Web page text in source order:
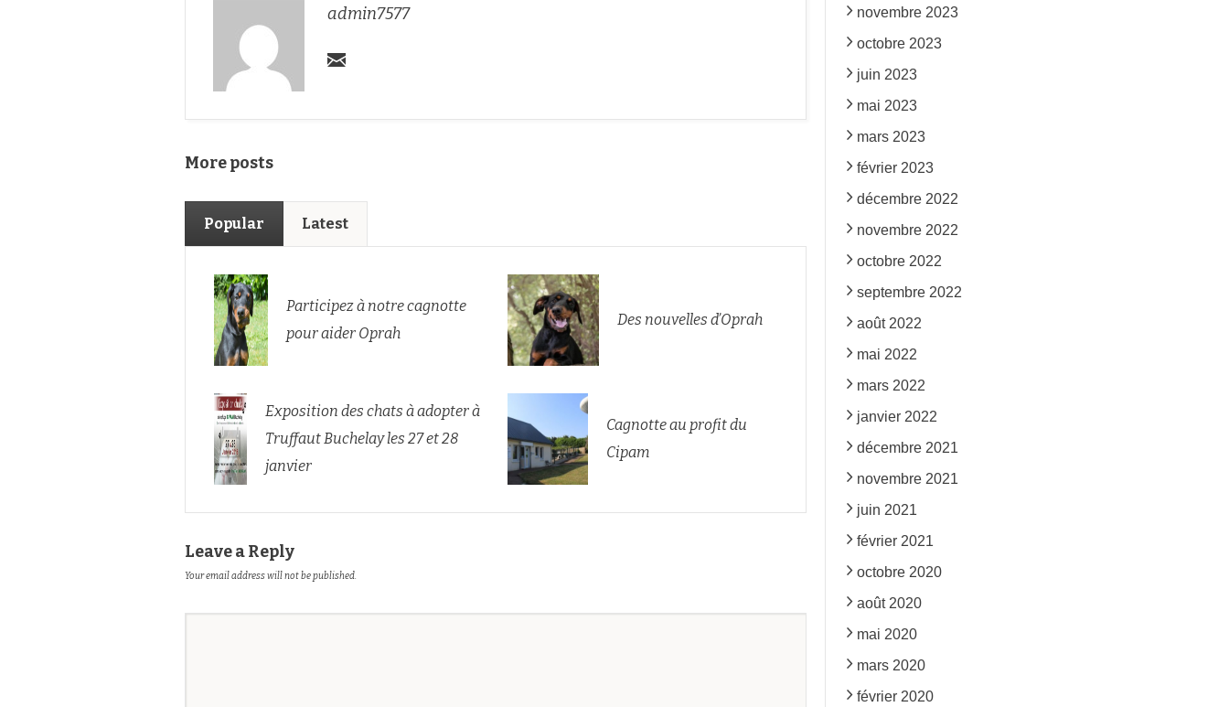
admin7577
More posts
Popular Latest
Participez à notre cagnotte
pour aider Oprah
Des nouvelles d’Oprah
Exposition des chats à adopter à
Truffaut Buchelay les 27 et 28
janvier
Cagnotte au profit du
Cipam
Leave a Reply
Your email address will not be published.
novembre 2023
octobre 2023
juin 2023
mai 2023
mars 2023
février 2023
décembre 2022
novembre 2022
octobre 2022
septembre 2022
août 2022
mai 2022
mars 2022
janvier 2022
décembre 2021
novembre 2021
juin 2021
février 2021
octobre 2020
août 2020
mai 2020
mars 2020
février 2020